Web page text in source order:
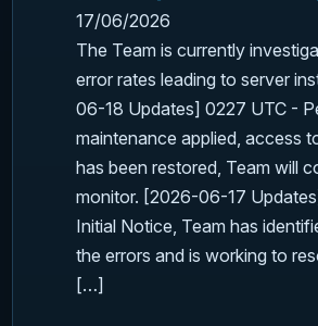
17/06/2026
The Team is currently
error rates leading to server
06-18 Updates] 0227 UTC -
maintenance applied, access
has been restored, Team will
monitor. [2026-06-17
Initial Notice, Team has
the errors and is working to
[…]